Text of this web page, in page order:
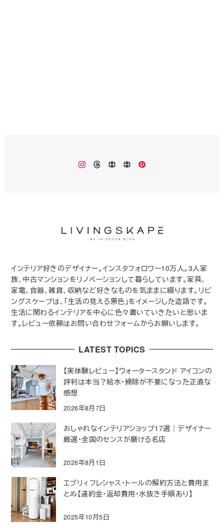
Instagram
Threads
楽 Monokhrome
Pinterest
インテリア好きのデザイナー。インスタフォロワー10万人。3人家
族、中古マンションをリノベーションして暮らしています。家具、
家電、食器、雑貨、収納など好きなものを気ままに綴ります。リビ
ングスケープは、「生活の見える景色」をイメージした造語です。
生活に関わるインテリアを中心に色々書いていきたいと思いま
す。レビュー依頼はお問い合わせフォームからお願いします。
LATEST TOPICS
【実体験レビュー】ウォータースタンド アイコンの
評判は本当？給水・掃除が不要になった正直な
感想
2026年8月7日
おしゃれなインテリアショップ17選｜デザイナー
厳選・全国のセンスが磨ける名店
2026年8月1日
エブリィフレシャス・トールの解約方法と費用ま
とめ【違約金・返却費用・水抜き手順あり】
2025年10月5日